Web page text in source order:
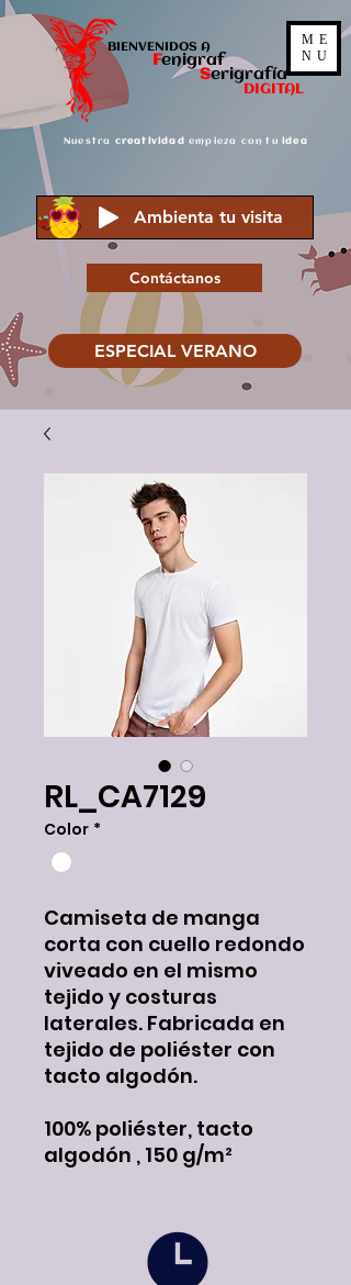
BIENVENIDOS A
Fenigraf
Serigrafía
DIGITAL
Nuestra creatividad empieza con tu idea
Ambienta tu visita
Contáctanos
ESPECIAL VERANO
ME
NU
RL_CA7129
Color *
Camiseta de manga
corta con cuello redondo
viveado en el mismo
tejido y costuras
laterales. Fabricada en
tejido de poliéster con
tacto algodón.
100% poliéster, tacto
algodón , 150 g/m²